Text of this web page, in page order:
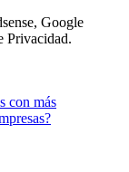
Google
Privacidad.
con más